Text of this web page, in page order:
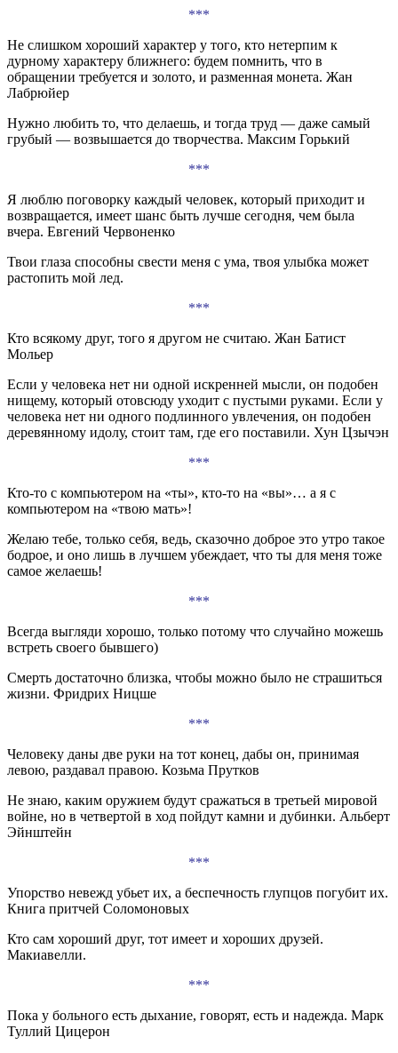
***
Не слишком хороший характер у того, кто нетерпим к
дурному характеру ближнего: будем помнить, что в
обращении требуется и золото, и разменная монета. Жан
Лабрюйер
Нужно любить то, что делаешь, и тогда труд — даже самый
грубый — возвышается до творчества. Максим Горький
***
Я люблю поговорку каждый человек, который приходит и
возвращается, имеет шанс быть лучше сегодня, чем была
вчера. Евгений Червоненко
Твои глаза способны свести меня с ума, твоя улыбка может
растопить мой лед.
***
Кто всякому друг, того я другом не считаю. Жан Батист
Мольер
Если у человека нет ни одной искренней мысли, он подобен
нищему, который отовсюду уходит с пустыми руками. Если у
человека нет ни одного подлинного увлечения, он подобен
деревянному идолу, стоит там, где его поставили. Хун Цзычэн
***
Кто-то с компьютером на «ты», кто-то на «вы»… а я с
компьютером на «твою мать»!
Желаю тебе, только себя, ведь, сказочно доброе это утро такое
бодрое, и оно лишь в лучшем убеждает, что ты для меня тоже
самое желаешь!
***
Всегда выгляди хорошо, только потому что случайно можешь
встреть своего бывшего)
Смерть достаточно близка, чтобы можно было не страшиться
жизни. Фридрих Ницше
***
Человеку даны две руки на тот конец, дабы он, принимая
левою, раздавал правою. Козьма Прутков
Не знаю, каким оружием будут сражаться в третьей мировой
войне, но в четвертой в ход пойдут камни и дубинки. Альберт
Эйнштейн
***
Упорство невежд убьет их, а беспечность глупцов погубит их.
Книга притчей Соломоновых
Кто сам хороший друг, тот имеет и хороших друзей.
Макиавелли.
***
Пока у больного есть дыхание, говорят, есть и надежда. Марк
Туллий Цицерон